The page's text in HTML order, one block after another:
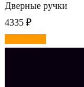
Дверные ручки
4335 ₽